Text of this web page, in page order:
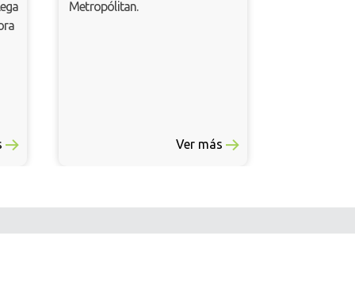
Metropólitan.
Ver más